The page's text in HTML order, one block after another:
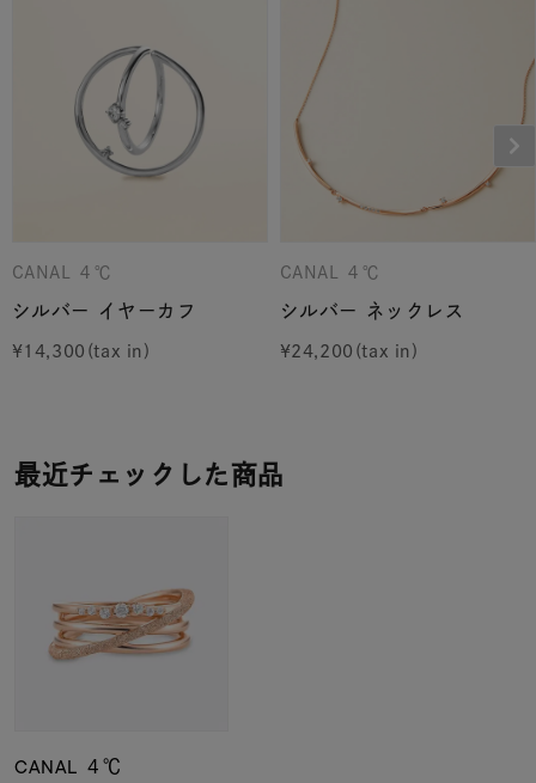
CANAL ４℃
シルバー イヤーカフ
¥14,300
CANAL ４℃
シルバー ネックレス
¥24,200
最近チェックした商品
CANAL ４℃